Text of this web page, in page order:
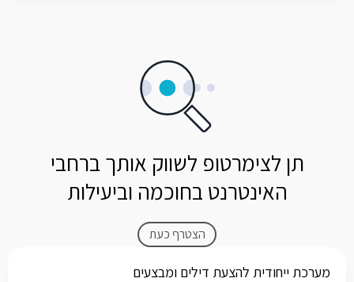
תן לצימרטופ לשווק אותך ברחבי
האינטרנט בחוכמה וביעילות
הצטרף כעת
מערכת ייחודית להצעת דילים ומבצעים